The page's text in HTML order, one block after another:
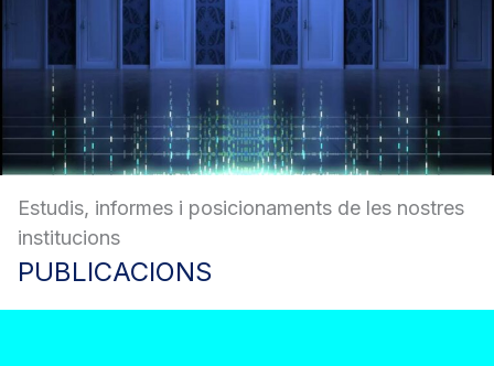
Estudis, informes i posicionaments de les nostres
institucions
PUBLICACIONS